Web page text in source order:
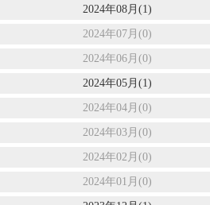
2024年08月(1)
2024年07月(0)
2024年06月(0)
2024年05月(1)
2024年04月(0)
2024年03月(0)
2024年02月(0)
2024年01月(0)